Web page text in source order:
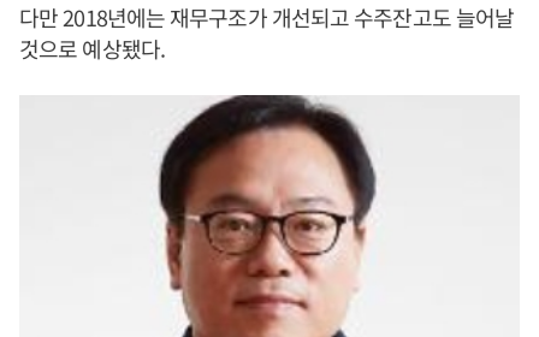
다만 2018년에는 재무구조가 개선되고 수주잔고도 늘어날
것으로 예상됐다.